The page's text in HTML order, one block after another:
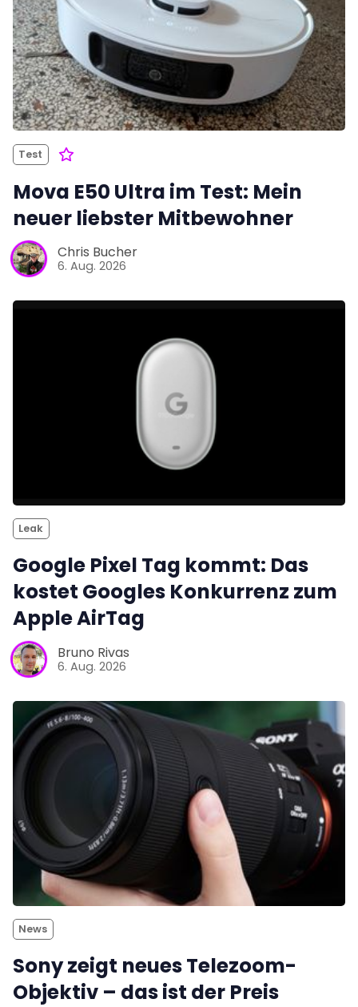
Test
Mova E50 Ultra im Test: Mein
neuer liebster Mitbewohner
Chris Bucher
6. Aug. 2026
Leak
Google Pixel Tag kommt: Das
kostet Googles Konkurrenz zum
Apple AirTag
Bruno Rivas
6. Aug. 2026
News
Sony zeigt neues Telezoom-
Objektiv – das ist der Preis